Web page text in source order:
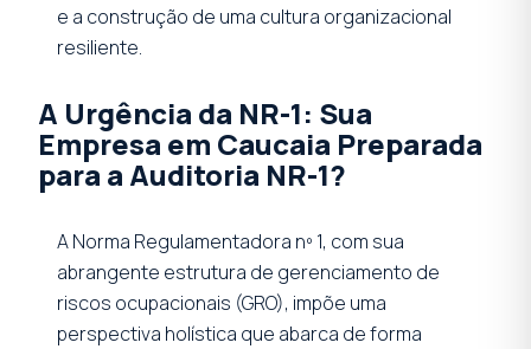
e a construção de uma cultura organizacional
resiliente.
A Urgência da NR-1: Sua
Empresa em Caucaia Preparada
para a Auditoria NR-1?
A Norma Regulamentadora nº 1, com sua
abrangente estrutura de gerenciamento de
riscos ocupacionais (GRO), impõe uma
perspectiva holística que abarca de forma